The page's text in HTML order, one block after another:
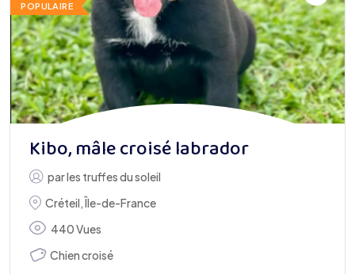
POPULAIRE
Kibo, mâle croisé labrador
parles truffes du soleil
Créteil,Île-de-France
440 Vues
Chien croisé